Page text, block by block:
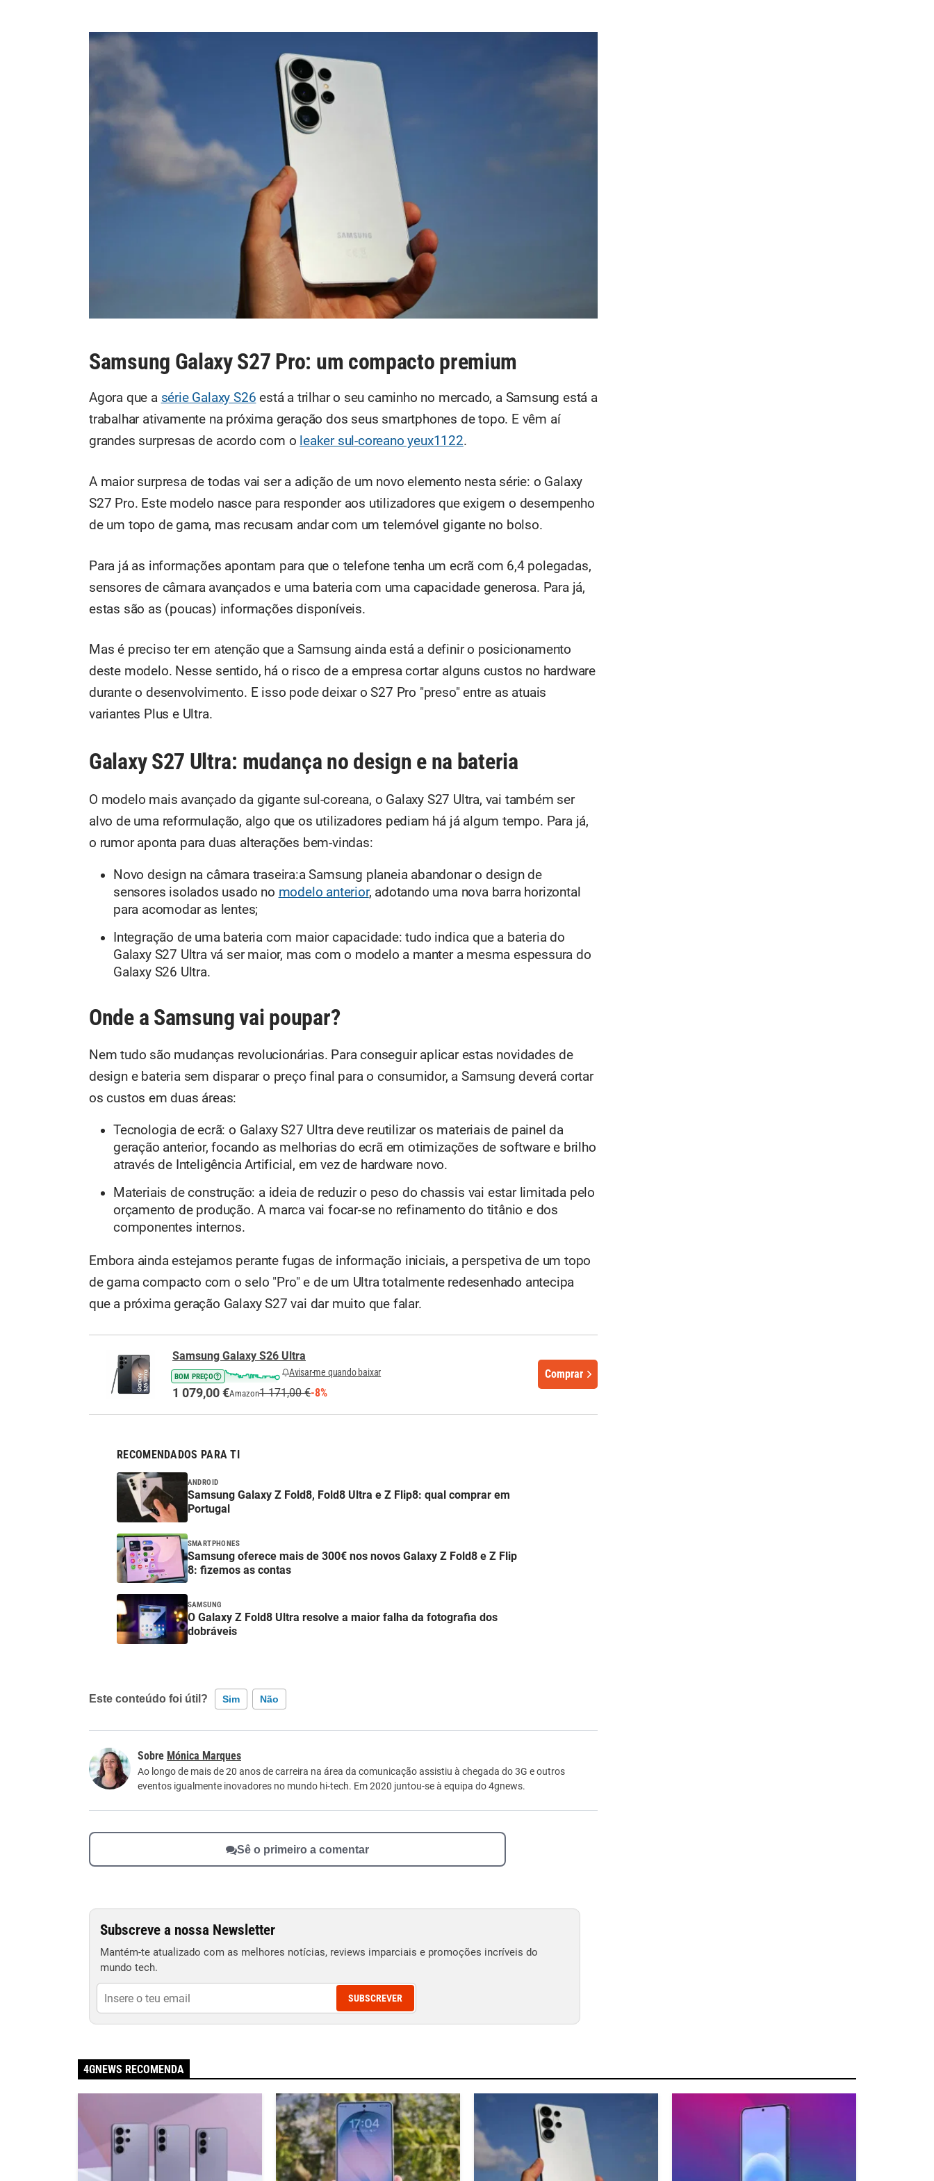
Samsung Galaxy S27 Pro: um compacto premium
Agora que a série Galaxy S26 está a trilhar o seu caminho no mercado, a Samsung está a
trabalhar ativamente na próxima geração dos seus smartphones de topo. E vêm aí
grandes surpresas de acordo com o leaker sul-coreano yeux1122.
A maior surpresa de todas vai ser a adição de um novo elemento nesta série: o Galaxy
S27 Pro. Este modelo nasce para responder aos utilizadores que exigem o desempenho
de um topo de gama, mas recusam andar com um telemóvel gigante no bolso.
Para já as informações apontam para que o telefone tenha um ecrã com 6,4 polegadas,
sensores de câmara avançados e uma bateria com uma capacidade generosa. Para já,
estas são as (poucas) informações disponíveis.
Mas é preciso ter em atenção que a Samsung ainda está a definir o posicionamento
deste modelo. Nesse sentido, há o risco de a empresa cortar alguns custos no hardware
durante o desenvolvimento. E isso pode deixar o S27 Pro "preso" entre as atuais
variantes Plus e Ultra.
Galaxy S27 Ultra: mudança no design e na bateria
O modelo mais avançado da gigante sul-coreana, o Galaxy S27 Ultra, vai também ser
alvo de uma reformulação, algo que os utilizadores pediam há já algum tempo. Para já,
o rumor aponta para duas alterações bem-vindas:
Novo design na câmara traseira:a Samsung planeia abandonar o design de
sensores isolados usado no modelo anterior, adotando uma nova barra horizontal
para acomodar as lentes;
Integração de uma bateria com maior capacidade: tudo indica que a bateria do
Galaxy S27 Ultra vá ser maior, mas com o modelo a manter a mesma espessura do
Galaxy S26 Ultra.
Onde a Samsung vai poupar?
Nem tudo são mudanças revolucionárias. Para conseguir aplicar estas novidades de
design e bateria sem disparar o preço final para o consumidor, a Samsung deverá cortar
os custos em duas áreas:
Tecnologia de ecrã: o Galaxy S27 Ultra deve reutilizar os materiais de painel da
geração anterior, focando as melhorias do ecrã em otimizações de software e brilho
através de Inteligência Artificial, em vez de hardware novo.
Materiais de construção: a ideia de reduzir o peso do chassis vai estar limitada pelo
orçamento de produção. A marca vai focar-se no refinamento do titânio e dos
componentes internos.
Embora ainda estejamos perante fugas de informação iniciais, a perspetiva de um topo
de gama compacto com o selo "Pro" e de um Ultra totalmente redesenhado antecipa
que a próxima geração Galaxy S27 vai dar muito que falar.
Samsung Galaxy S26 Ultra
BOM PREÇO Avisar-me quando baixar
1 079,00 €Amazon1 171,00 €-8%
Comprar
RECOMENDADOS PARA TI
ANDROID
Samsung Galaxy Z Fold8, Fold8 Ultra e Z Flip8: qual comprar em
Portugal
SMARTPHONES
Samsung oferece mais de 300€ nos novos Galaxy Z Fold8 e Z Flip
8: fizemos as contas
SAMSUNG
O Galaxy Z Fold8 Ultra resolve a maior falha da fotografia dos
dobráveis
Este conteúdo foi útil? Sim Não
Este conteúdo não tem a informação que procuro
Mónica Marques
Ao longo de mais de 20 anos de carreira na área da comunicação assistiu à chegada do 3G e outros
eventos igualmente inovadores no mundo hi-tech. Em 2020 juntou-se à equipa do 4gnews.
Sê o primeiro a comentar
Subscreve a nossa Newsletter
Mantém-te atualizado com as melhores notícias, reviews imparciais e promoções incríveis do
mundo tech.
SUBSCREVER
4GNEWS RECOMENDA